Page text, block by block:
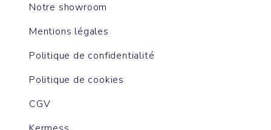
Notre showroom
Mentions légales
Politique de confidentialité
Politique de cookies
CGV